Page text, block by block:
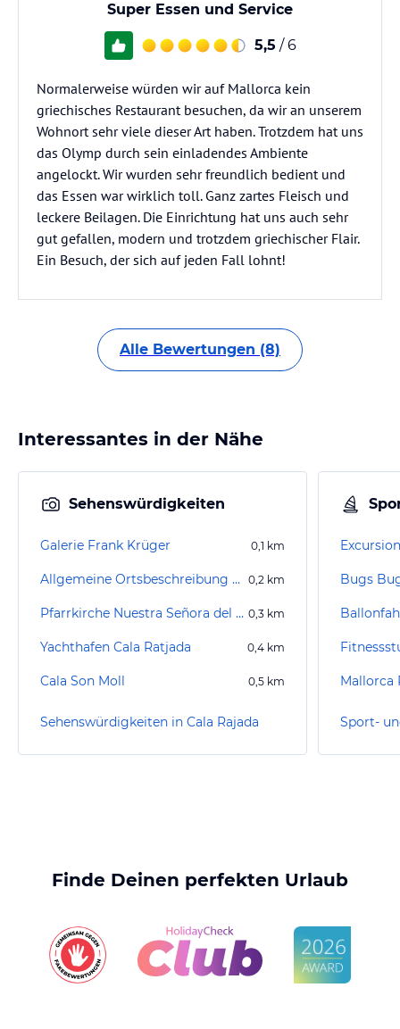
Super Essen und Service
5,5 / 6
Normalerweise würden wir auf Mallorca kein
griechisches Restaurant besuchen, da wir an unserem
Wohnort sehr viele dieser Art haben. Trotzdem hat uns
das Olymp durch sein einladendes Ambiente
angelockt. Wir wurden sehr freundlich bedient und
das Essen war wirklich toll. Ganz zartes Fleisch und
leckere Beilagen. Die Einrichtung hat uns auch sehr
gut gefallen, modern und trotzdem griechischer Flair.
Ein Besuch, der sich auf jeden Fall lohnt!
Alle Bewertungen (8)
Interessantes in der Nähe
Sehenswürdigkeiten
Galerie Frank Krüger 0,1 km
Allgemeine Ortsbeschreibung Cala Ratjada 0,2 km
Pfarrkirche Nuestra Señora del Carmen 0,3 km
Yachthafen Cala Ratjada 0,4 km
Cala Son Moll 0,5 km
Sehenswürdigkeiten in Cala Rajada
Bugs
Mallorca
Finde Deinen perfekten Urlaub